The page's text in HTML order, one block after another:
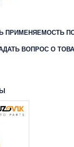
ПРИМЕНЯЕМОСТЬ
ВОПРОС О